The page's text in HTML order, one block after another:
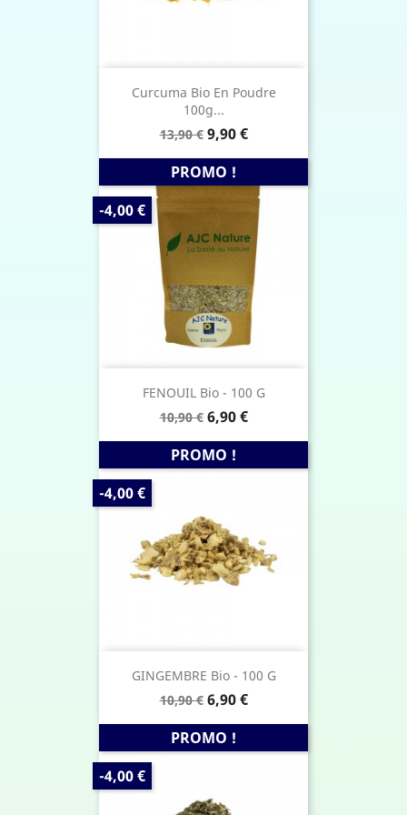
Curcuma Bio En Poudre
100g...
Prix
base
13,90 € Prix
9,90 €
FENOUIL Bio - 100 G
Prix
base
10,90 € Prix
6,90 €
PROMO !
PRIX
DE
-4,00 €
GINGEMBRE Bio - 100 G
Prix
base
10,90 € Prix
6,90 €
PROMO !
PRIX
DE
-4,00 €
PROMO !
PRIX
DE
-4,00 €